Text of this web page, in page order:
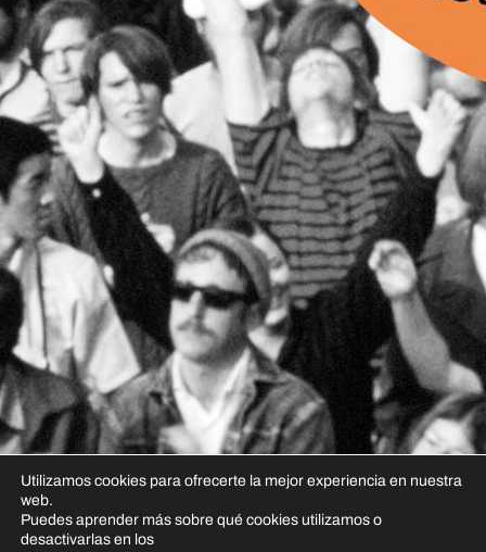
Utilizamos cookies para ofrecerte la mejor experiencia en nuestra
web.
Puedes aprender más sobre qué cookies utilizamos o
desactivarlas en los